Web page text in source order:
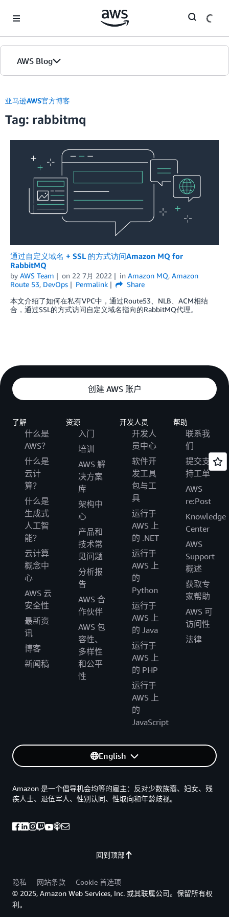
AWS Blog
首页
版本
亚马逊AWS官方博客
Tag: rabbitmq
通过自定义域名 + SSL 的方式访问Amazon MQ for
RabbitMQ
by AWS Team on 22 7月 2022 in Amazon MQ, Amazon
Route 53, DevOps Permalink
Share
本文介绍了如何在私有VPC中，通过Route53、NLB、ACM相结
合，通过SSL的方式访问自定义域名指向的RabbitMQ代理。
创建 AWS 账户
了解
什么是
AWS？
什么是
云计
算？
什么是
生成式
人工智
能？
云计算
概念中
心
AWS 云
安全性
最新资
讯
博客
新闻稿
资源
入门
培训
AWS 解
决方案
库
架构中
心
产品和
技术常
见问题
分析报
告
AWS 合
作伙伴
AWS 包
容性、
多样性
和公平
性
开发人员
开发人
员中心
软件开
发工具
包与工
具
运行于
AWS 上
的 .NET
运行于
AWS 上
的
Python
运行于
AWS 上
的 Java
运行于
AWS 上
的 PHP
运行于
AWS 上
的
JavaScript
帮助
联系我
们
提交支
持工单
AWS
re:Post
Knowledge
Center
AWS
Support
概述
获取专
家帮助
AWS 可
访问性
法律
English
回到顶部
Amazon 是一个倡导机会均等的雇主：反对少数族裔、妇女、残
疾人士、退伍军人、性别认同、性取向和年龄歧视。
隐私 网站条款
Cookie 首选项
© 2025, Amazon Web Services, Inc. 或其联属公司。保留所有权
利。